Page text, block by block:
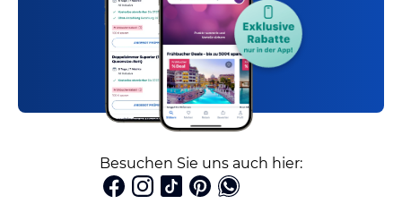
Besuchen Sie uns auch hier: